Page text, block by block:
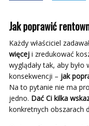
Jak poprawić
Każdy właściciel
więcej i zredukować
wyglądały tak, aby
konsekwencji – jak
Na to pytanie nie ma
jedno. Dać Ci kilka
konkretnych obszarach